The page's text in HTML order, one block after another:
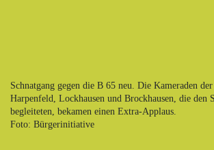
Schnatgang gegen die B 65 neu. Die Kameraden
Harpenfeld, Lockhausen und Brockhausen, die den
begleiteten, bekamen einen Extra-Applaus.
Foto: Bürgerinitiative